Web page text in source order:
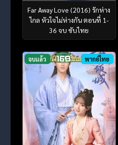
Far Away Love (2016) รักห่าง
ไกล หัวใจไม่ห่างกัน ตอนที่ 1-
36 จบ ซับไทย
จบแล้ว พากย์ไทย